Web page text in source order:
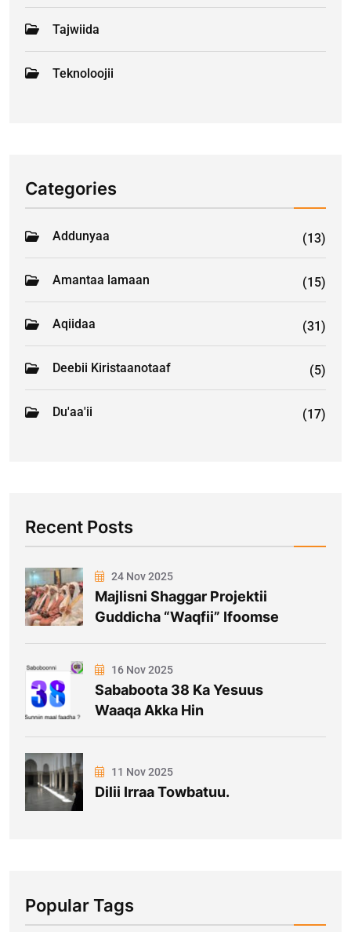
Tajwiida
Teknoloojii
Categories
Addunyaa (13)
Amantaa lamaan (15)
Aqiidaa (31)
Deebii Kiristaanotaaf (5)
Du'aa'ii (17)
Recent Posts
24 Nov 2025
Majlisni Shaggar Projektii
Guddicha “Waqfii” Ifoomse
16 Nov 2025
Sababoota 38 Ka Yesuus
Waaqa Akka Hin
11 Nov 2025
Dilii Irraa Towbatuu.
Popular Tags